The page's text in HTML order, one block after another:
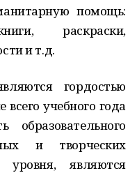
помощь:
раскраски,
и т.д.
гордостью
учебного года
и творческих
уровня, являются